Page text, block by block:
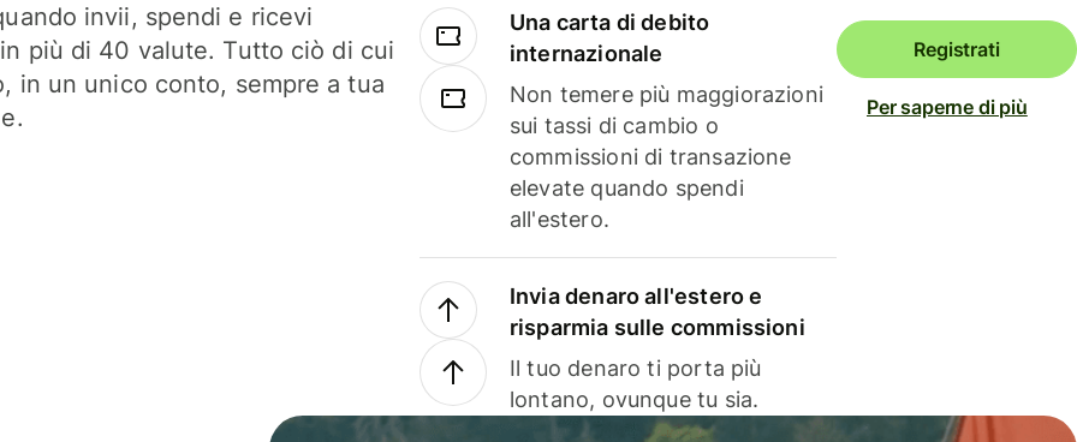
invii, spendi e ricevi
più di 40 valute. Tutto ciò di cui
in un unico conto, sempre a tua
Una carta di debito
internazionale
Non temere più maggiorazioni
sui tassi di cambio o
commissioni di transazione
elevate quando spendi
all'estero.
Invia denaro all'estero e
risparmia sulle commissioni
Il tuo denaro ti porta più
lontano, ovunque tu sia.
Registrati
Per saperne di più